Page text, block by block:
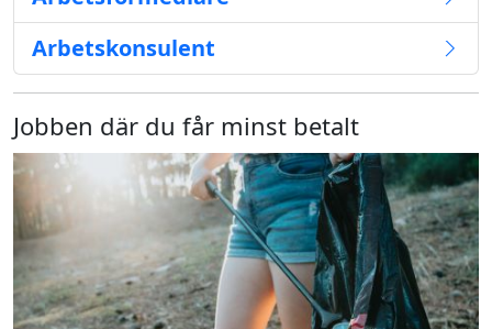
Arbetskonsulent
Jobben där du får minst betalt